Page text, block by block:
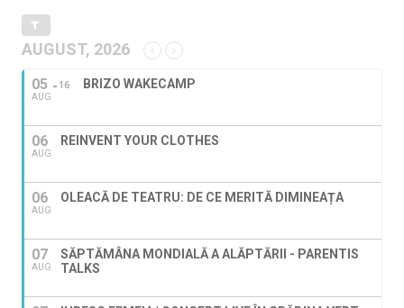
AUGUST, 2026
05
AUG
16 BRIZO WAKECAMP
06
AUG
REINVENT YOUR CLOTHES
06
AUG
OLEACĂ DE TEATRU: DE CE MERITĂ DIMINEAȚA
07
AUG
SĂPTĂMÂNA MONDIALĂ A ALĂPTĂRII - PARENTIS
TALKS